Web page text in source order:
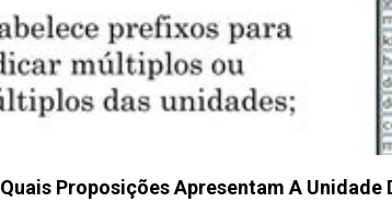
Quais Proposições Apresentam A